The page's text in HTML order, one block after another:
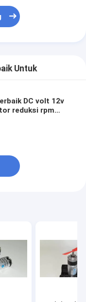
Untuk
DC volt 12v
reduksi rpm